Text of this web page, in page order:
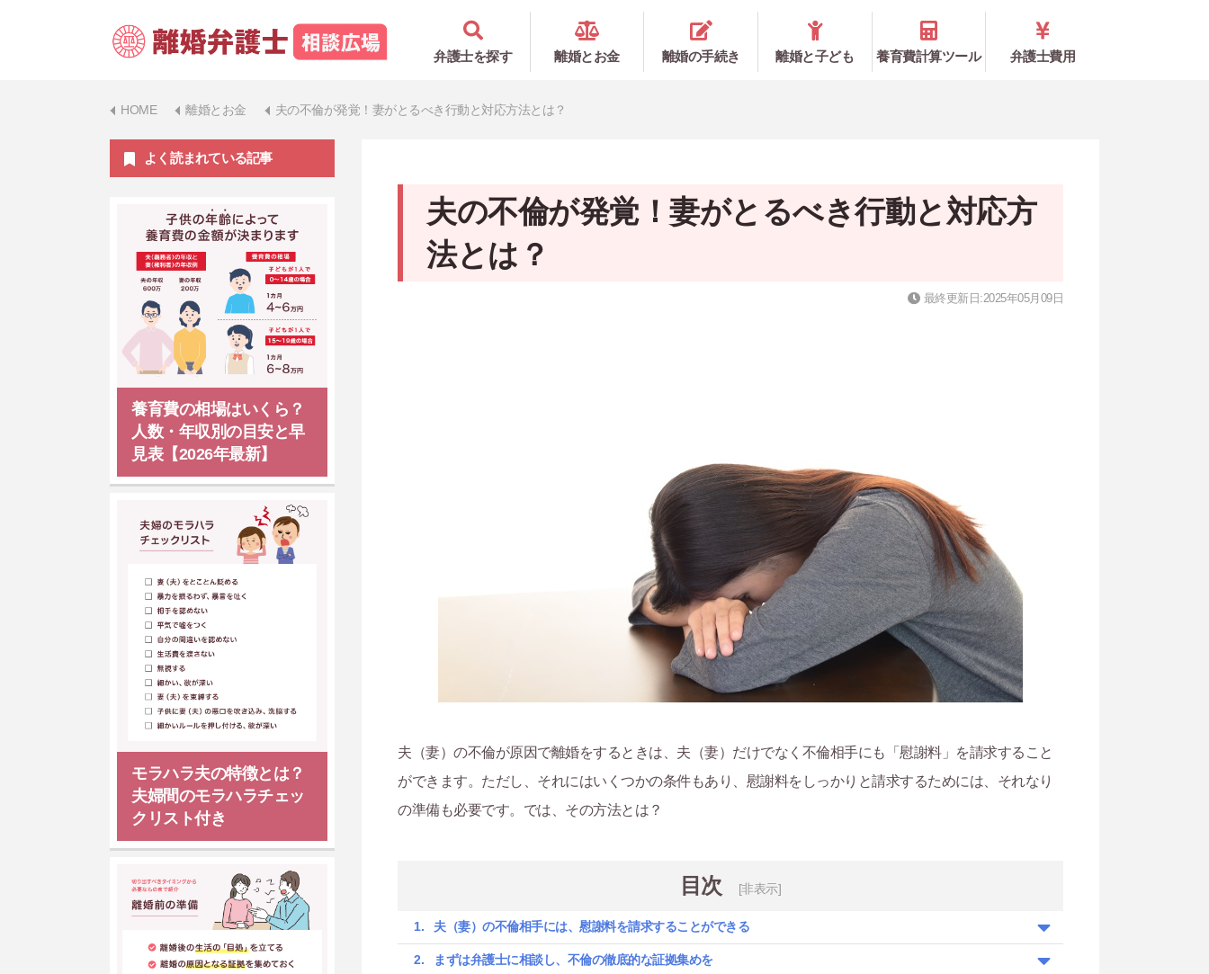
弁護士を探す 離婚とお金 離婚の手続き 離婚と子ども 養育費計算ツール 弁護士費用
HOME 離婚とお金 夫の不倫が発覚！妻がとるべき行動と対応方法とは？
夫の不倫が発覚！妻がとるべき行動と対応方
法とは？
最終更新日:2025年05月09日
夫（妻）の不倫が原因で離婚をするときは、夫（妻）だけでなく不倫相手にも「慰謝料」を請求すること
ができます。ただし、それにはいくつかの条件もあり、慰謝料をしっかりと請求するためには、それなり
の準備も必要です。では、その方法とは？
目次 [非表示]
夫（妻）の不倫相手には、慰謝料を請求することができる
まずは弁護士に相談し、不倫の徹底的な証拠集めを
よく読まれている記事
養育費の相場はいくら？
人数・年収別の目安と早
見表【2026年最新】
モラハラ夫の特徴とは？
夫婦間のモラハラチェッ
クリスト付き